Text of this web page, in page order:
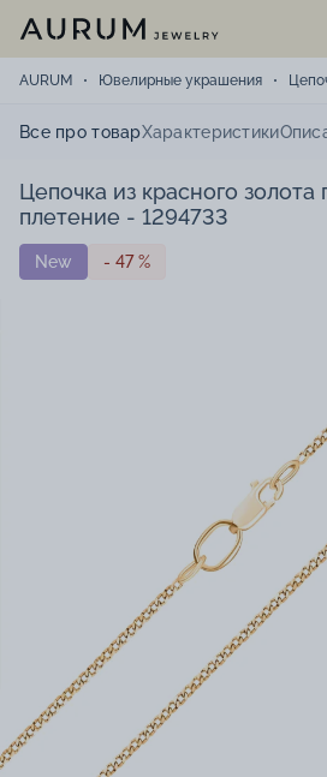
AURUM Ювелирные украшения
Все про товарХарактеристики
Цепочка из красного золота
плетение - 1294733
New - 47 %